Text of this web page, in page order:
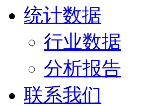
统计数据
行业数据
分析报告
联系我们